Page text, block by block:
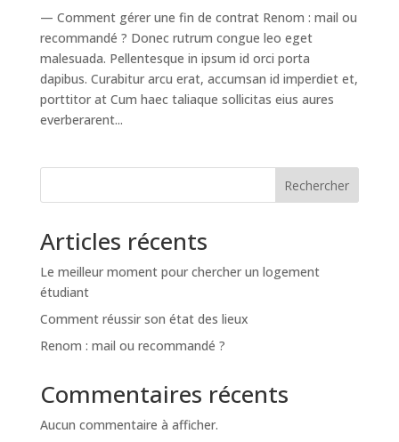
— Comment gérer une fin de contrat Renom : mail ou
recommandé ? Donec rutrum congue leo eget
malesuada. Pellentesque in ipsum id orci porta
dapibus. Curabitur arcu erat, accumsan id imperdiet et,
porttitor at Cum haec taliaque sollicitas eius aures
everberarent...
Rechercher
Articles récents
Le meilleur moment pour chercher un logement
étudiant
Comment réussir son état des lieux
Renom : mail ou recommandé ?
Commentaires récents
Aucun commentaire à afficher.